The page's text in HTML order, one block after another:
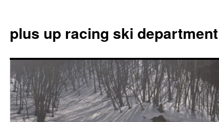
plus up racing ski department